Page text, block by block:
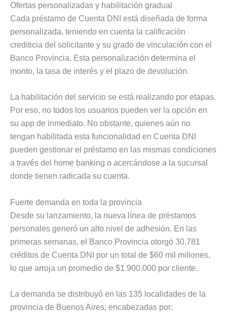
Ofertas personalizadas y habilitación gradual
Cada préstamo de Cuenta DNI está diseñada de forma
personalizada, teniendo en cuenta la calificación
crediticia del solicitante y su grado de vinculación con el
Banco Provincia. Esta personalización determina el
monto, la tasa de interés y el plazo de devolución.
La habilitación del servicio se está realizando por etapas.
Por eso, no todos los usuarios pueden ver la opción en
su app de inmediato. No obstante, quienes aún no
tengan habilitada esta funcionalidad en Cuenta DNI
pueden gestionar el préstamo en las mismas condiciones
a través del home banking o acercándose a la sucursal
donde tienen radicada su cuenta.
Fuerte demanda en toda la provincia
Desde su lanzamiento, la nueva línea de préstamos
personales generó un alto nivel de adhesión. En las
primeras semanas, el Banco Provincia otorgó 30.781
créditos de Cuenta DNI por un total de $60 mil millones,
lo que arroja un promedio de $1.900.000 por cliente.
La demanda se distribuyó en las 135 localidades de la
provincia de Buenos Aires, encabezadas por: